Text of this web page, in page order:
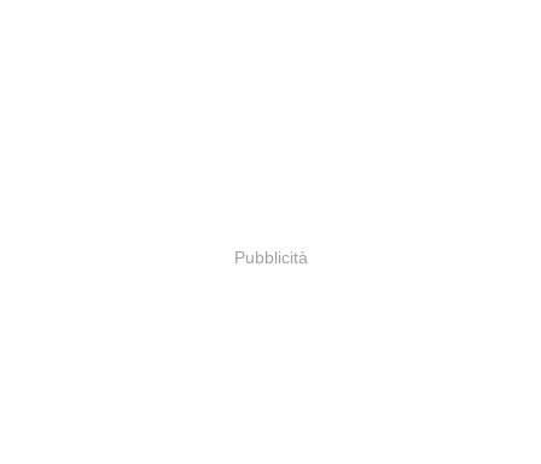
Pubblicità